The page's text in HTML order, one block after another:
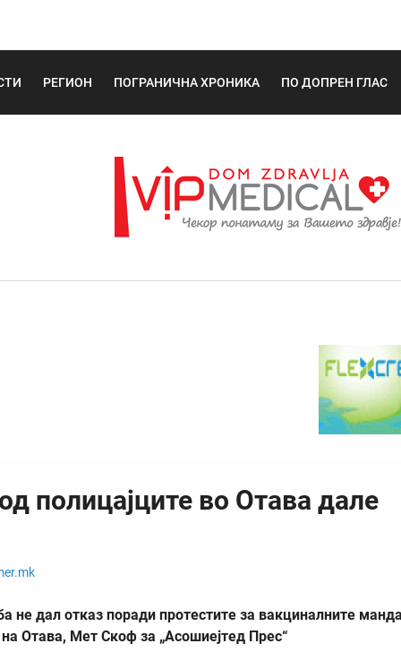
РЕГИОН ПОГРАНИЧНА ХРОНИКА ПО ДОПРЕН ГЛАС
полицајците во Отава дале
не дал отказ поради протестите за вакциналните
Отава, Мет Скоф за „Асошиејтед Прес“